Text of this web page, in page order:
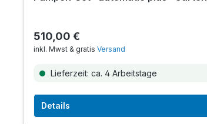
510,00 €
inkl. Mwst & gratis Versand
Lieferzeit: ca. 4 Arbeitstage
Details